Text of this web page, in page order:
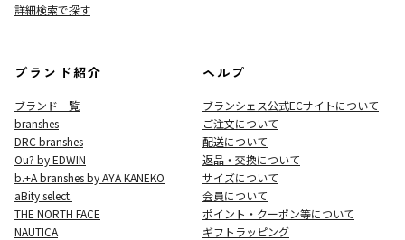
詳細検索で探す
ブランド紹介
ブランド一覧
branshes
DRC branshes
Ou? by EDWIN
b.+A branshes by AYA KANEKO
aBity select.
THE NORTH FACE
NAUTICA
ヘルプ
ブランシェス公式ECサイトについて
ご注文について
配送について
返品・交換について
サイズについて
会員について
ポイント・クーポン等について
ギフトラッピング